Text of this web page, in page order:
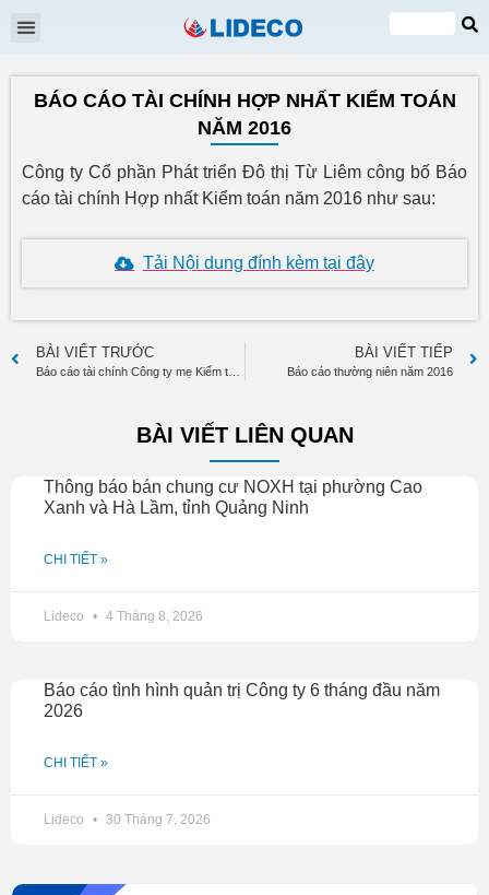
VI
EN
BÁO CÁO TÀI CHÍNH HỢP NHẤT KIỂM TOÁN
NĂM 2016
Công ty Cổ phần Phát triển Đô thị Từ Liêm công bố Báo
cáo tài chính Hợp nhất Kiểm toán năm 2016 như sau:
Tải Nội dung đính kèm tại đây
BÀI VIẾT TRƯỚC BÀI VIẾT TIẾP
Báo cáo thường niên năm 2016
BÀI VIẾT LIÊN QUAN
Thông báo bán chung cư NOXH tại phường Cao
Xanh và Hà Lầm, tỉnh Quảng Ninh
CHI TIẾT »
Lideco 4 Tháng 8, 2026
Báo cáo tình hình quản trị Công ty 6 tháng đầu năm
2026
CHI TIẾT »
Lideco 30 Tháng 7, 2026